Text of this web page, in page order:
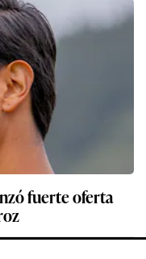
fuerte oferta